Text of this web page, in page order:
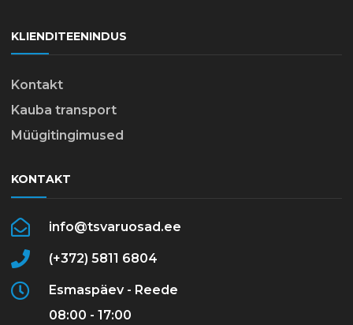
KLIENDITEENINDUS
Kontakt
Kauba transport
Müügitingimused
KONTAKT
info@tsvaruosad.ee
(+372) 5811 6804
Esmaspäev - Reede
08:00 - 17:00